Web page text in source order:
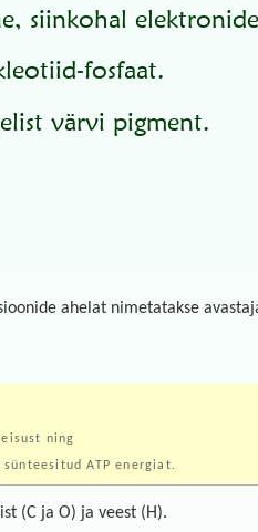
siinkohal
fosfaat.
värvi pigment.
ahelat nimetatakse
ning
ATP energiat.
(C ja O) ja veest (H).